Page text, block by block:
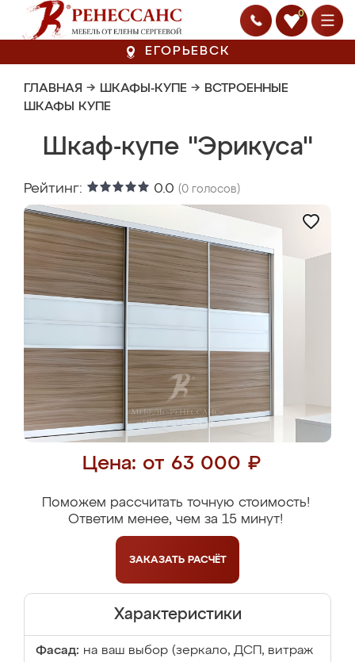
0
ЕГОРЬЕВСК
ГЛАВНАЯ → ШКАФЫ-КУПЕ → ВСТРОЕННЫЕ
ШКАФЫ КУПЕ
Шкаф-купе "Эрикуса"
Рейтинг: 0.0 (0 голосов)
Цена: от 63 000 ₽
Поможем рассчитать точную стоимость!
Ответим менее, чем за 15 минут!
ЗАКАЗАТЬ РАСЧЁТ
Характеристики
Фасад: на ваш выбор (зеркало, ДСП, витраж